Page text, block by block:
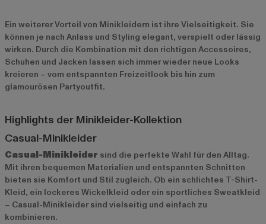
Ein weiterer Vorteil von Minikleidern ist ihre Vielseitigkeit. Sie
können je nach Anlass und Styling elegant, verspielt oder lässig
wirken. Durch die Kombination mit den richtigen Accessoires,
Schuhen und Jacken lassen sich immer wieder neue Looks
kreieren – vom entspannten Freizeitlook bis hin zum
glamourösen Partyoutfit.
Highlights der Minikleider-Kollektion
Casual-Minikleider
Casual-Minikleider sind die perfekte Wahl für den Alltag.
Mit ihren bequemen Materialien und entspannten Schnitten
bieten sie Komfort und Stil zugleich. Ob ein schlichtes T-Shirt-
Kleid, ein lockeres Wickelkleid oder ein sportliches Sweatkleid
– Casual-Minikleider sind vielseitig und einfach zu
kombinieren.